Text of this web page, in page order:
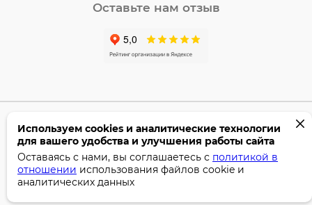
Оставьте нам отзыв
©2005-2026 Бумага-С. Все права защищены.
Политика конфиденциальности
Поддержка сайта —
Используем cookies и аналитические технологии
для вашего удобства и улучшения работы сайта
Оставаясь с нами, вы соглашаетесь с политикой в
отношении использования файлов cookie и
аналитических данных